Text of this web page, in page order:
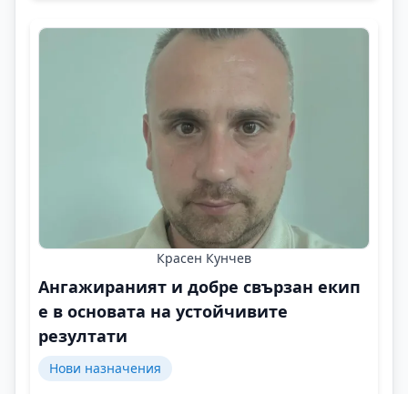
Красен Кунчев
Ангажираният и добре свързан екип
е в основата на устойчивите
резултати
Нови назначения